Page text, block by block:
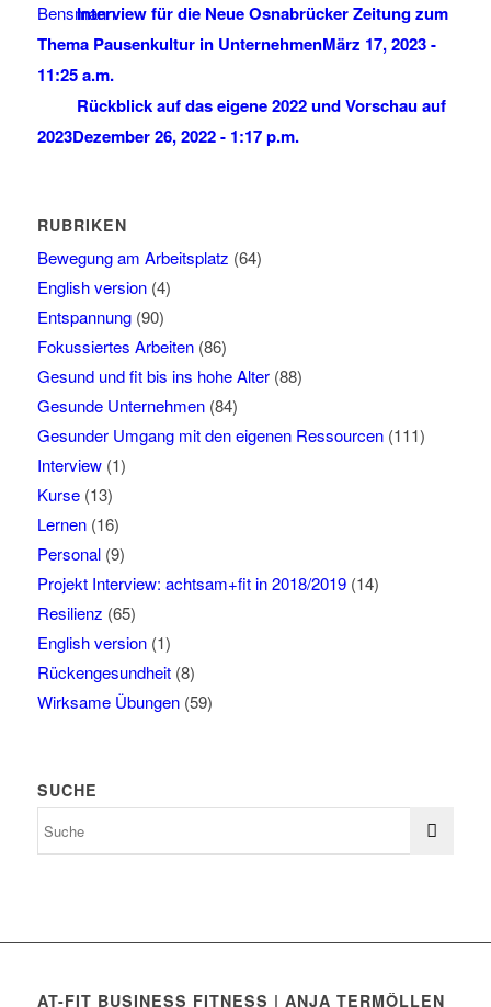
Interview für die Neue Osnabrücker Zeitung zum
Thema Pausenkultur in UnternehmenMärz 17, 2023 -
11:25 a.m.
Rückblick auf das eigene 2022 und Vorschau auf
2023Dezember 26, 2022 - 1:17 p.m.
RUBRIKEN
Bewegung am Arbeitsplatz (64)
English version(4)
Entspannung(90)
Fokussiertes Arbeiten(86)
Gesund und fit bis ins hohe Alter(88)
Gesunde Unternehmen(84)
Gesunder Umgang mit den eigenen Ressourcen(111)
Interview(1)
Kurse(13)
Lernen(16)
Personal(9)
Projekt Interview: achtsam+fit in 2018/2019(14)
Resilienz (65)
English version(1)
Rückengesundheit(8)
Wirksame Übungen(59)
SUCHE
AT-FIT BUSINESS FITNESS | ANJA TERMÖLLEN